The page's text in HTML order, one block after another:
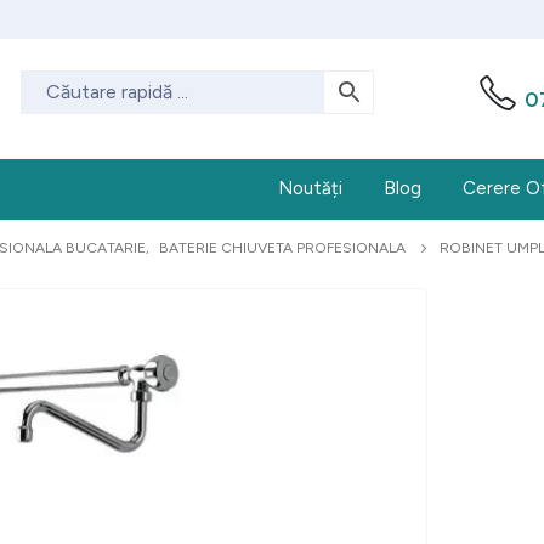
Noutăți Blog Cerere
BUCATARIE, BATERIE CHIUVETA PROFESIONALA ROBINET